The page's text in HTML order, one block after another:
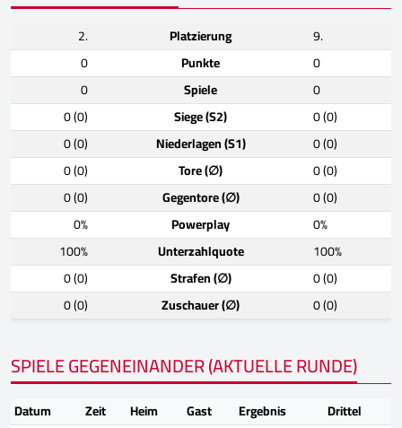
2. Platzierung
9.
0
Punkte
0
0
Spiele
0
0 (0)
Siege (S2)
0 (0)
0 (0)
Niederlagen (S1)
0 (0)
0 (0)
Tore (∅)
0 (0)
0 (0)
Gegentore (∅)
0 (0)
0%
Powerplay
0%
100%
Unterzahlquote
100%
0 (0)
Strafen (∅)
0 (0)
0 (0)
Zuschauer (∅) 0 (0)
SPIELE GEGENEINANDER (AKTUELLE RUNDE)
Datum Zeit Heim Gast Ergebnis Drittel